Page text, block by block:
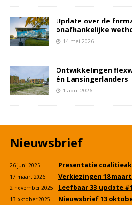
Update over de
onafhankelijke
14 mei 2026
Ontwikkelingen
én Lansingerlanders
1 april 2026
Nieuwsbrief
26 juni 2026 Presentatie
17 maart 2026 Verkiezingen 18 maart
2 november 2025 Leefbaar 3B update
13 oktober 2025 Nieuwsbrief 13